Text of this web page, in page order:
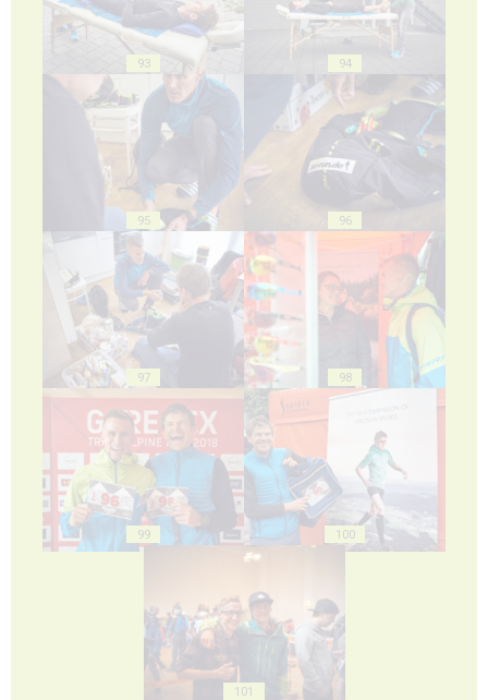
93 94
95 96
97 98
99 100
101